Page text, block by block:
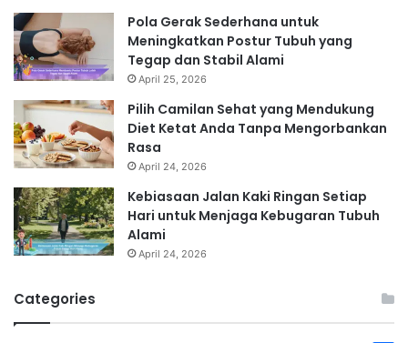
Pola Gerak Sederhana untuk
Meningkatkan Postur Tubuh yang
Tegap dan Stabil Alami
April 25, 2026
Pilih Camilan Sehat yang Mendukung
Diet Ketat Anda Tanpa Mengorbankan
Rasa
April 24, 2026
Kebiasaan Jalan Kaki Ringan Setiap
Hari untuk Menjaga Kebugaran Tubuh
Alami
April 24, 2026
Categories